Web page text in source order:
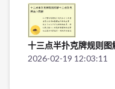
十三点半扑克牌规则
2026-02-19 12:03:11